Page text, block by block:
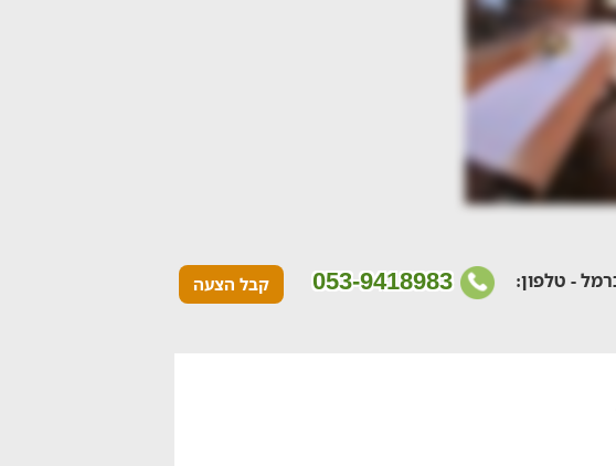
קבל הצעה - טלפון: